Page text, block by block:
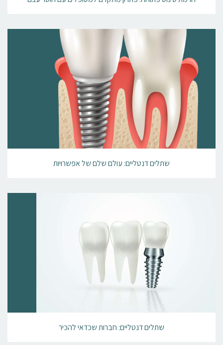
שתלים דנטליים: עולם שלם של אפשרויות
שתלים דנטליים: חברות שכדאי להכיר